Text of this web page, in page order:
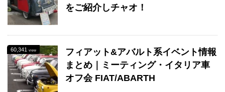
をご紹介しチャオ！
60,341 view
フィアット&アバルト系イベント情報
まとめ｜ミーティング・イタリア車
オフ会 FIAT/ABARTH